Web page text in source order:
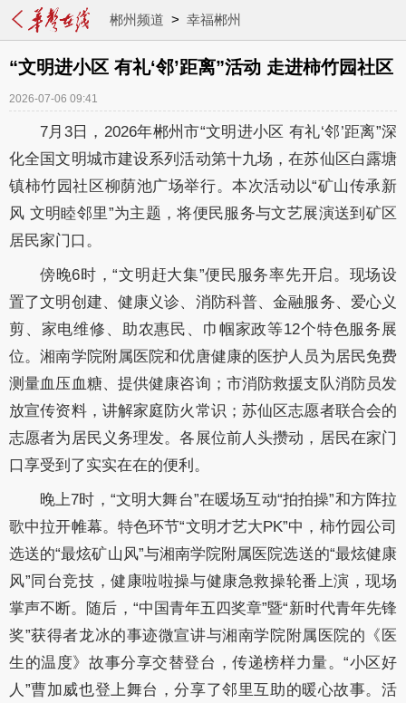
郴州频道 > 幸福郴州
“文明进小区 有礼‘邻’距离”活动 走进柿竹园社区
2026-07-06 09:41
7月3日，2026年郴州市“文明进小区 有礼‘邻’距离”深
化全国文明城市建设系列活动第十九场，在苏仙区白露塘
镇柿竹园社区柳荫池广场举行。本次活动以“矿山传承新
风 文明睦邻里”为主题，将便民服务与文艺展演送到矿区
居民家门口。
傍晚6时，“文明赶大集”便民服务率先开启。现场设
置了文明创建、健康义诊、消防科普、金融服务、爱心义
剪、家电维修、助农惠民、巾帼家政等12个特色服务展
位。湘南学院附属医院和优唐健康的医护人员为居民免费
测量血压血糖、提供健康咨询；市消防救援支队消防员发
放宣传资料，讲解家庭防火常识；苏仙区志愿者联合会的
志愿者为居民义务理发。各展位前人头攒动，居民在家门
口享受到了实实在在的便利。
晚上7时，“文明大舞台”在暖场互动“拍拍操”和方阵拉
歌中拉开帷幕。特色环节“文明才艺大PK”中，柿竹园公司
选送的“最炫矿山风”与湘南学院附属医院选送的“最炫健康
风”同台竞技，健康啦啦操与健康急救操轮番上演，现场
掌声不断。随后，“中国青年五四奖章”暨“新时代青年先锋
奖”获得者龙冰的事迹微宣讲与湘南学院附属医院的《医
生的温度》故事分享交替登台，传递榜样力量。“小区好
人”曹加威也登上舞台，分享了邻里互助的暖心故事。活